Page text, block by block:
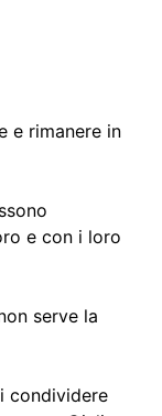
e rimanere in
e con i loro
serve la
condividere